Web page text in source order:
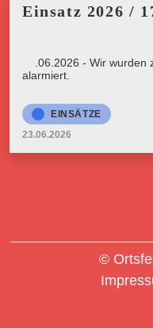
Einsatz 2026 /
23.06.2026 - Wir
alarmiert.
EINSÄTZE
23.06.2026
©